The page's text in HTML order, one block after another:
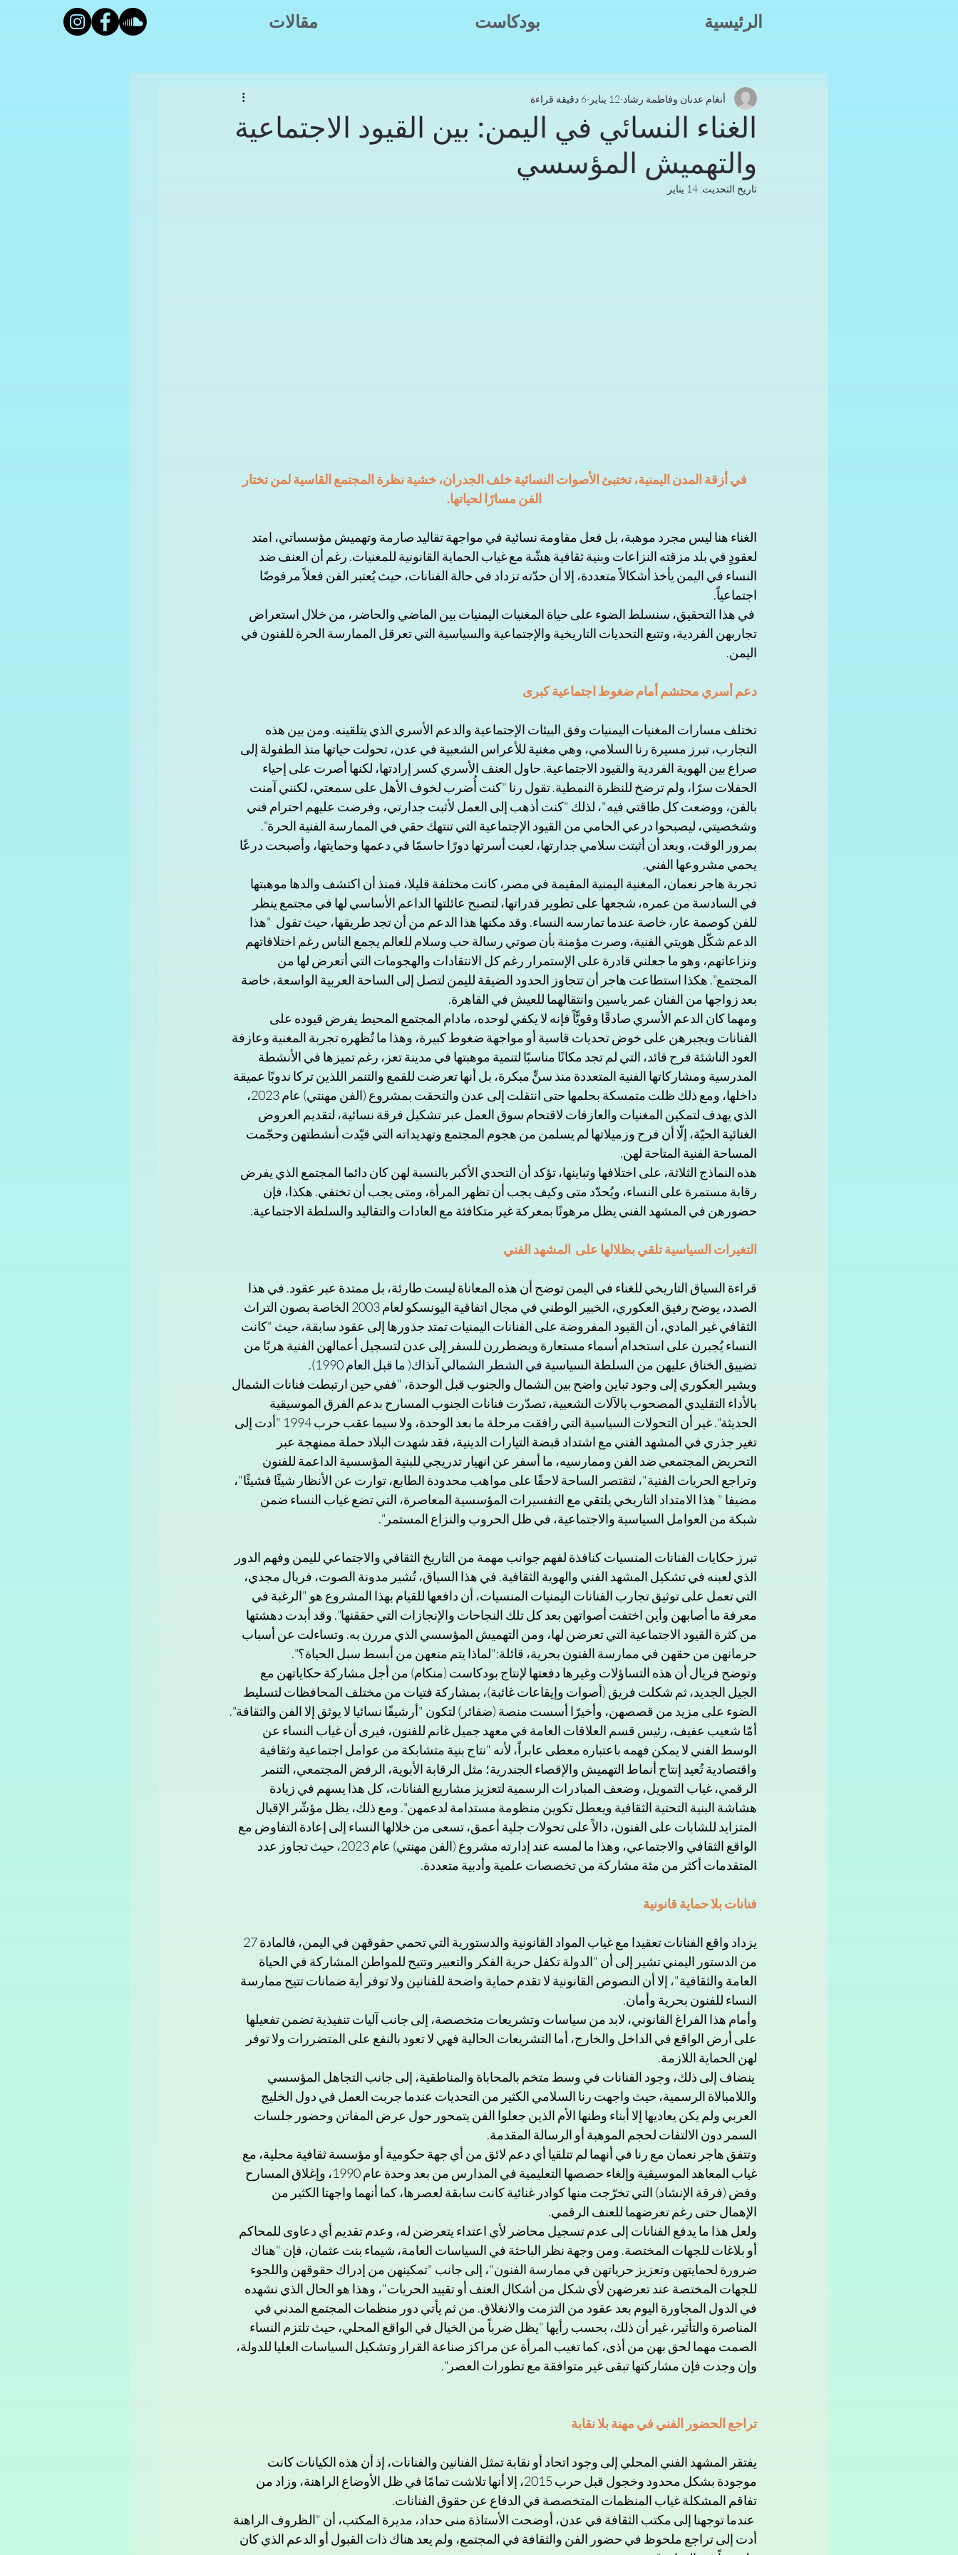
الرئيسية بودكاست مقالات
الغناء النسائي في اليمن: بين القيود الاجتماعية
والتهميش المؤسسي
أنغام عدنان وفاطمة رشاد 12 يناير 6 دقيقة قراءة
تاريخ التحديث: 14 يناير
في أزقة المدن اليمنية، تختبئ الأصوات النسائية خلف الجدران، خشية نظرة المجتمع القاسية لمن تختار
الفن مسارًا لحياتها.
الغناء هنا ليس مجرد موهبة، بل فعل مقاومة نسائية في مواجهة تقاليد صارمة وتهميش مؤسساتي، امتد
لعقودٍ في بلد مزقته النزاعات وبنية ثقافية هشّة مع غياب الحماية القانونية للمغنيات. رغم أن العنف ضد
النساء في اليمن يأخذ أشكالاً متعددة، إلا أن حدّته تزداد في حالة الفنانات، حيث يُعتبر الفن فعلاً مرفوضًا
اجتماعياً.
في هذا التحقيق، سنسلط الضوء على حياة المغنيات اليمنيات بين الماضي والحاضر، من خلال استعراض
تجاربهن الفردية، وتتبع التحديات التاريخية والإجتماعية والسياسية التي تعرقل الممارسة الحرة للفنون في
اليمن.
دعم أسري محتشم أمام ضغوط اجتماعية كبرى
تختلف مسارات المغنيات اليمنيات وفق البيئات الإجتماعية والدعم الأسري الذي يتلقينه. ومن بين هذه
التجارب، تبرز مسيرة رنا السلامي، وهي مغنية للأعراس الشعبية في عدن، تحولت حياتها منذ الطفولة إلى
صراع بين الهوية الفردية والقيود الاجتماعية. حاول العنف الأسري كسر إرادتها، لكنها أصرت على إحياء
الحفلات سرًا، ولم ترضخ للنظرة النمطية. تقول رنا "كنت أُضرب لخوف الأهل على سمعتي، لكنني آمنت
بالفن، ووضعت كل طاقتي فيه"، لذلك "كنت أذهب إلى العمل لأثبت جدارتي، وفرضت عليهم احترام فني
وشخصيتي، ليصبحوا درعي الحامي من القيود الإجتماعية التي تنتهك حقي في الممارسة الفنية الحرة".
بمرور الوقت، وبعد أن أثبتت سلامي جدارتها، لعبت أسرتها دورًا حاسمًا في دعمها وحمايتها، وأصبحت درعًا
يحمي مشروعها الفني.
تجربة هاجر نعمان، المغنية اليمنية المقيمة في مصر، كانت مختلفة قليلا، فمنذ أن اكتشف والدها موهبتها
في السادسة من عمره، شجعها على تطوير قدراتها، لتصبح عائلتها الداعم الأساسي لها في مجتمع ينظر
للفن كوصمة عار، خاصة عندما تمارسه النساء. وقد مكنها هذا الدعم من أن تجد طريقها، حيث تقول  "هذا
الدعم شكّل هويتي الفنية، وصرت مؤمنة بأن صوتي رسالة حب وسلام للعالم يجمع الناس رغم اختلافاتهم
ونزاعاتهم، وهو ما جعلني قادرة على الإستمرار رغم كل الانتقادات والهجومات التي أتعرض لها من
المجتمع". هكذا استطاعت هاجر أن تتجاوز الحدود الضيقة لليمن لتصل إلى الساحة العربية الواسعة، خاصة
بعد زواجها من الفنان عمر ياسين وانتقالهما للعيش في القاهرة.
ومهما كان الدعم الأسري صادقًا وقويًّاً فإنه لا يكفي لوحده، مادام المجتمع المحيط يفرض قيوده على
الفنانات ويجبرهن على خوض تحديات قاسية أو مواجهة ضغوط كبيرة، وهذا ما تُظهره تجربة المغنية وعازفة
العود الناشئة فرح قائد، التي لم تجد مكانًا مناسبًا لتنمية موهبتها في مدينة تعز، رغم تميزها في الأنشطة
المدرسية ومشاركاتها الفنية المتعددة منذ سنٍّ مبكرة، بل أنها تعرضت للقمع والتنمر اللذين تركا ندوبًا عميقة
داخلها، ومع ذلك ظلت متمسكة بحلمها حتى انتقلت إلى عدن والتحقت بمشروع (الفن مهنتي) عام 2023،
الذي يهدف لتمكين المغنيات والعازفات لاقتحام سوق العمل عبر تشكيل فرقة نسائية، لتقديم العروض
الغنائية الحيّة، إلّا أن فرح وزميلاتها لم يسلمن من هجوم المجتمع وتهديداته التي قيّدت أنشطتهن وحجّمت
المساحة الفنية المتاحة لهن.
هذه النماذج الثلاثة، على اختلافها وتباينها، تؤكد أن التحدي الأكبر بالنسبة لهن كان دائما المجتمع الذي يفرض
رقابة مستمرة على النساء، ويُحدّد متى وكيف يجب أن تظهر المرأة، ومتى يجب أن تختفي. هكذا، فإن
حضورهن في المشهد الفني يظل مرهونًا بمعركة غير متكافئة مع العادات والتقاليد والسلطة الاجتماعية.
التغيرات السياسية تلقي بظلالها على  المشهد الفني
قراءة السياق التاريخي للغناء في اليمن توضح أن هذه المعاناة ليست طارئة، بل ممتدة عبر عقود. في هذا
الصدد، يوضح رفيق العكوري، الخبير الوطني في مجال اتفاقية اليونسكو لعام 2003 الخاصة بصون التراث
الثقافي غير المادي، أن القيود المفروضة على الفنانات اليمنيات تمتد جذورها إلى عقود سابقة، حيث "كانت
النساء يُجبرن على استخدام أسماء مستعارة ويضطررن للسفر إلى عدن لتسجيل أعمالهن الفنية هربًا من
تضييق الخناق عليهن من السلطة السياسية في الشطر الشمالي آنذاك( ما قبل العام 1990).
ويشير العكوري إلى وجود تباين واضح بين الشمال والجنوب قبل الوحدة، "ففي حين ارتبطت فنانات الشمال
بالأداء التقليدي المصحوب بالآلات الشعبية، تصدّرت فنانات الجنوب المسارح بدعم الفرق الموسيقية
الحديثة". غير أن التحولات السياسية التي رافقت مرحلة ما بعد الوحدة، ولا سيما عقب حرب 1994 "أدت إلى
تغير جذري في المشهد الفني مع اشتداد قبضة التيارات الدينية، فقد شهدت البلاد حملة ممنهجة عبر
التحريض المجتمعي ضد الفن وممارسيه، ما أسفر عن انهيار تدريجي للبنية المؤسسية الداعمة للفنون
وتراجع الحريات الفنية"، لتقتصر الساحة لاحقًا على مواهب محدودة الطابع، توارت عن الأنظار شيئًا فشيئًا"،
مضيفا " هذا الامتداد التاريخي يلتقي مع التفسيرات المؤسسية المعاصرة، التي تضع غياب النساء ضمن
شبكة من العوامل السياسية والاجتماعية، في ظل الحروب والنزاع المستمر".
تبرز حكايات الفنانات المنسيات كنافذة لفهم جوانب مهمة من التاريخ الثقافي والاجتماعي لليمن وفهم الدور
الذي لعبنه في تشكيل المشهد الفني والهوية الثقافية. في هذا السياق، تُشير مدونة الصوت، فريال مجدي،
التي تعمل على توثيق تجارب الفنانات اليمنيات المنسيات، أن دافعها للقيام بهذا المشروع هو "الرغبة في
معرفة ما أصابهن وأين اختفت أصواتهن بعد كل تلك النجاحات والإنجازات التي حققنها". وقد أبدت دهشتها
من كثرة القيود الاجتماعية التي تعرضن لها، ومن التهميش المؤسسي الذي مررن به. وتساءلت عن أسباب
حرمانهن من حقهن في ممارسة الفنون بحرية، قائلة:"لماذا يتم منعهن من أبسط سبل الحياة؟".
وتوضح فريال أن هذه التساؤلات وغيرها دفعتها لإنتاج بودكاست (منكام) من أجل مشاركة حكاياتهن مع
الجيل الجديد، ثم شكلت فريق (أصوات وإيقاعات غائبة)، بمشاركة فتيات من مختلف المحافظات لتسليط
الضوء على مزيد من قصصهن، وأخيرًا أسست منصة (ضفائر) لتكون "أرشيفًا نسائيا لا يوثق إلا الفن والثقافة".
أمّا شعيب عفيف، رئيس قسم العلاقات العامة في معهد جميل غانم للفنون، فيرى أن غياب النساء عن
الوسط الفني لا يمكن فهمه باعتباره معطى عابراً، لأنه "نتاج بنية متشابكة من عوامل اجتماعية وثقافية
واقتصادية تُعيد إنتاج أنماط التهميش والإقصاء الجندرية؛ مثل الرقابة الأبوية، الرفض المجتمعي، التنمر
الرقمي، غياب التمويل، وضعف المبادرات الرسمية لتعزيز مشاريع الفنانات، كل هذا يسهم في زيادة
هشاشة البنية التحتية الثقافية ويعطل تكوين منظومة مستدامة لدعمهن". ومع ذلك، يظل مؤشّر الإقبال
المتزايد للشابات على الفنون، دالاً على تحولات جلية أعمق، تسعى من خلالها النساء إلى إعادة التفاوض مع
الواقع الثقافي والاجتماعي، وهذا ما لمسه عند إدارته مشروع (الفن مهنتي) عام 2023، حيث تجاوز عدد
المتقدمات أكثر من مئة مشاركة من تخصصات علمية وأدبية متعددة.
فنانات بلا حماية قانونية
من الدستور اليمني تشير إلى أن "الدولة تكفل حرية الفكر والتعبير وتتيح للمواطن المشاركة في الحياة
العامة والثقافية"، إلا أن النصوص القانونية لا تقدم حماية واضحة للفنانين ولا توفر أية ضمانات تتيح ممارسة
النساء للفنون بحرية وأمان.
وأمام هذا الفراغ القانوني، لابد من سياسات وتشريعات متخصصة، إلى جانب آليات تنفيذية تضمن تفعيلها
على أرض الواقع في الداخل والخارج، أما التشريعات الحالية فهي لا تعود بالنفع على المتضررات ولا توفر
لهن الحماية اللازمة.
ينضاف إلى ذلك، وجود الفنانات في وسط متخم بالمحاباة والمناطقية، إلى جانب التجاهل المؤسسي
واللامبالاة الرسمية، حيث واجهت رنا السلامي الكثير من التحديات عندما جربت العمل في دول الخليج
العربي ولم يكن يعاديها إلا أبناء وطنها الأم الذين جعلوا الفن يتمحور حول عرض المفاتن وحضور جلسات
السمر دون الالتفات لحجم الموهبة أو الرسالة المقدمة.
وتتفق هاجر نعمان مع رنا في أنهما لم تتلقيا أي دعم لائق من أي جهة حكومية أو مؤسسة ثقافية محلية، مع
غياب المعاهد الموسيقية وإلغاء حصصها التعليمية في المدارس من بعد وحدة عام 1990، وإغلاق المسارح
وفض (فرقة الإنشاد) التي تخرّجت منها كوادر غنائية كانت سابقة لعصرها، كما أنهما واجهتا الكثير من
الإهمال حتى رغم تعرضهما للعنف الرقمي.
ولعل هذا ما يدفع الفنانات إلى عدم تسجيل محاضر لأي اعتداء يتعرضن له، وعدم تقديم أي دعاوى للمحاكم
أو بلاغات للجهات المختصة. ومن وجهة نظر الباحثة في السياسات العامة، شيماء بنت عثمان، فإن "هناك
ضرورة لحمايتهن وتعزيز حرياتهن في ممارسة الفنون"، إلى جانب "تمكينهن من إدراك حقوقهن واللجوء
للجهات المختصة عند تعرضهن لأي شكل من أشكال العنف أو تقييد الحريات"، وهذا هو الحال الذي نشهده
في الدول المجاورة اليوم بعد عقود من التزمت والانغلاق. من ثم يأتي دور منظمات المجتمع المدني في
المناصرة والتأثير، غير أن ذلك، بحسب رأيها "يظل ضرباً من الخيال في الواقع المحلي، حيث تلتزم النساء
الصمت مهما لحق بهن من أذى، كما تغيب المرأة عن مراكز صناعة القرار وتشكيل السياسات العليا للدولة،
وإن وجدت فإن مشاركتها تبقى غير متوافقة مع تطورات العصر".
تراجع الحضور الفني في مهنة بلا نقابة
يفتقر المشهد الفني المحلي إلى وجود اتحاد أو نقابة تمثل الفنانين والفنانات، إذ أن هذه الكيانات كانت
موجودة بشكل محدود وخجول قبل حرب 2015، إلا أنها تلاشت تمامًا في ظل الأوضاع الراهنة، وزاد من
تفاقم المشكلة غياب المنظمات المتخصصة في الدفاع عن حقوق الفنانات.
عندما توجهنا إلى مكتب الثقافة في عدن، أوضحت الأستاذة منى حداد، مديرة المكتب، أن "الظروف الراهنة
أدت إلى تراجع ملحوظ في حضور الفن والثقافة في المجتمع، ولم يعد هناك ذات القبول أو الدعم الذي كان